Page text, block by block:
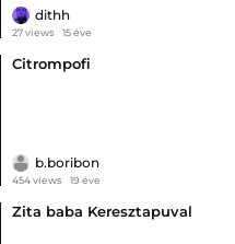
dithh
27 views 15 éve
Citrompofi
b.boribon
454 views 19 éve
Zita baba Keresztapuval